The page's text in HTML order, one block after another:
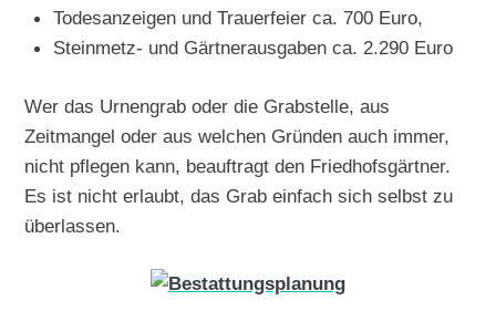
Todesanzeigen und Trauerfeier ca. 700 Euro,
Steinmetz- und Gärtnerausgaben ca. 2.290 Euro
Wer das Urnengrab oder die Grabstelle, aus
Zeitmangel oder aus welchen Gründen auch immer,
nicht pflegen kann, beauftragt den Friedhofsgärtner.
Es ist nicht erlaubt, das Grab einfach sich selbst zu
überlassen.